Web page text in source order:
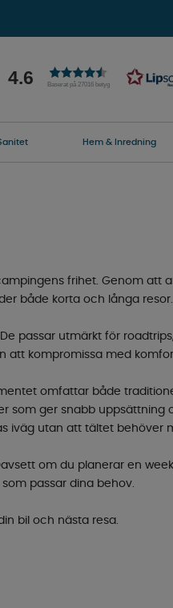
4.6 Baserat på 27016 betyg
Hem & Inredning
frihet. Genom att
både korta och långa resor.
passar utmärkt för
att kompromissa med
omfattar både
som ger snabb uppsättning
iväg utan att tältet behöver
om du planerar en
passar dina behov.
bil och nästa resa.